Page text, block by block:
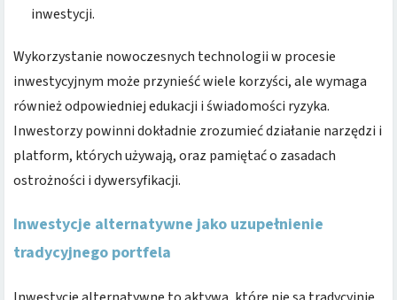
inwestycji.
Wykorzystanie nowoczesnych technologii w procesie
inwestycyjnym może przynieść wiele korzyści, ale wymaga
również odpowiedniej edukacji i świadomości ryzyka.
Inwestorzy powinni dokładnie zrozumieć działanie narzędzi i
platform, których używają, oraz pamiętać o zasadach
ostrożności i dywersyfikacji.
Inwestycje alternatywne jako uzupełnienie
tradycyjnego portfela